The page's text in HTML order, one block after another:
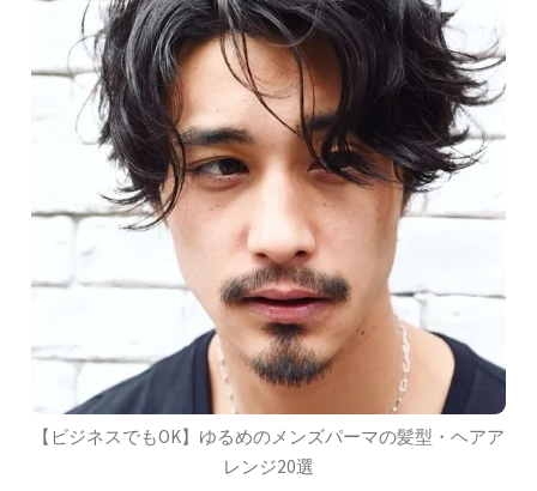
【ビジネスでもOK】ゆるめのメンズパーマの髪型・ヘアア
レンジ20選